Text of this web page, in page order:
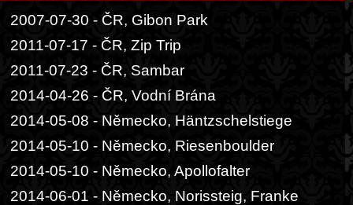
2007-07-30 - ČR, Gibon Park
2011-07-17 - ČR, Zip Trip
2011-07-23 - ČR, Sambar
2014-04-26 - ČR, Vodní Brána
2014-05-08 - Německo, Häntzschelstiege
2014-05-10 - Německo, Riesenboulder
2014-05-10 - Německo, Apollofalter
2014-06-01 - Německo, Norissteig, Franke